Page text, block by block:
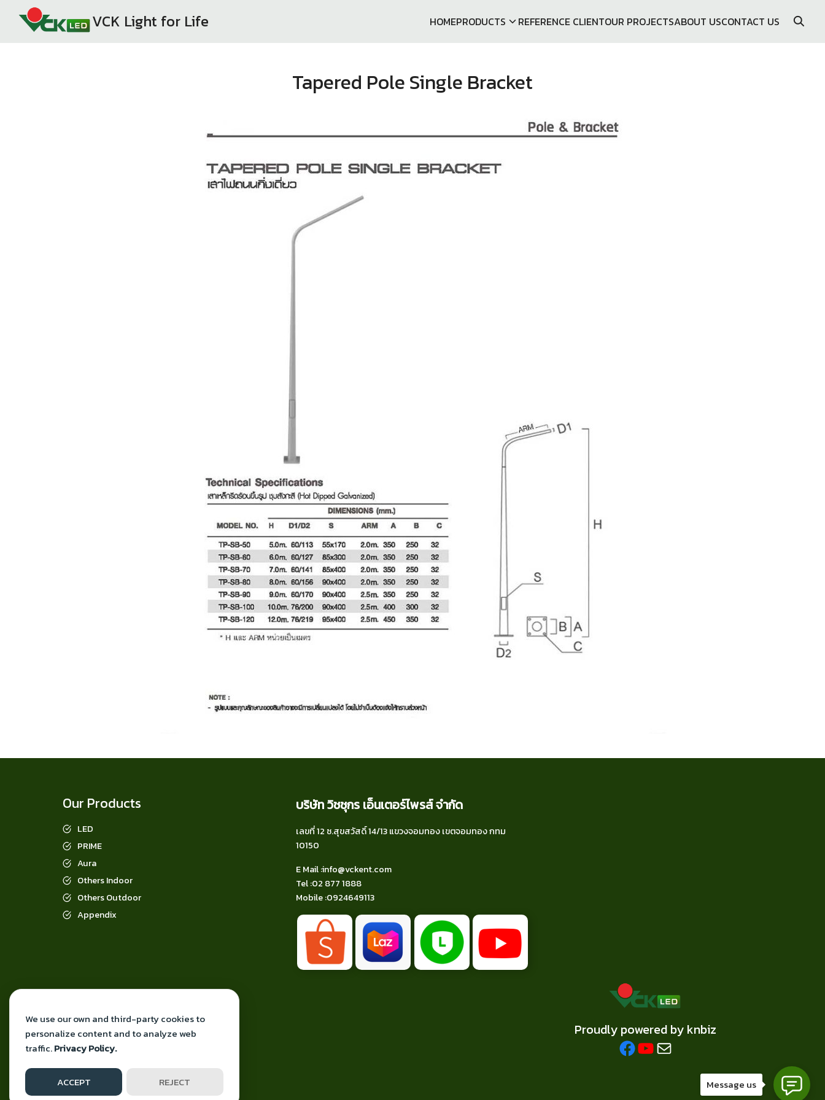
VCK Light for Life HOMEPRODUCTS REFERENCE CLIENTOUR PROJECTSABOUT USCONTACT US
Tapered Pole Single Bracket
Our Products
LED
PRIME
Aura
Others Indoor
Others Outdoor
Appendix
บริษัท วิชชุกร เอ็นเตอร์ไพรส์ จำกัด
เลขที่ 12 ซ.สุขสวัสดิ์ 14/13 แขวงจอมทอง เขตจอมทอง กทม
10150
E Mail :info@vckent.com
Tel:02 877 1888
Mobile :0924649113
Proudly powered by knbiz
Facebook
YouTube
Mail
Message us
We use our own and third-party cookies to
personalize content and to analyze web
traffic.Privacy Policy.
ACCEPT REJECT